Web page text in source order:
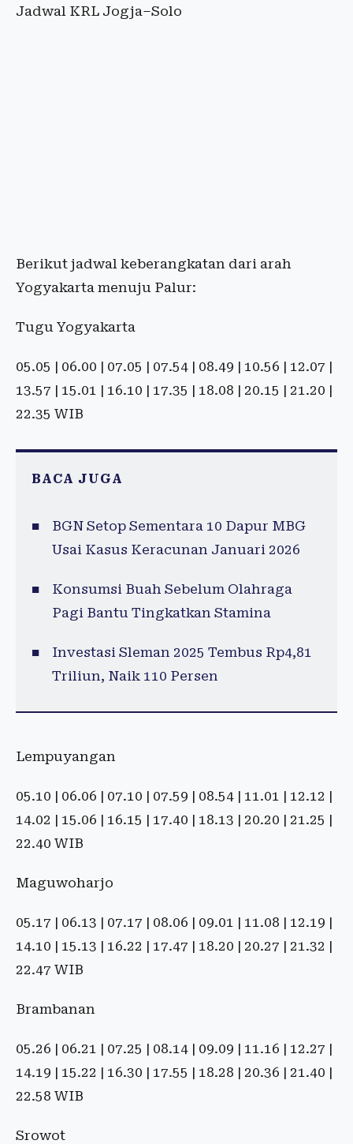
Jadwal KRL Jogja–Solo
Berikut jadwal keberangkatan dari arah
Yogyakarta menuju Palur:
Tugu Yogyakarta
05.05 | 06.00 | 07.05 | 07.54 | 08.49 | 10.56 | 12.07 |
13.57 | 15.01 | 16.10 | 17.35 | 18.08 | 20.15 | 21.20 |
22.35 WIB
BACA JUGA
BGN Setop Sementara 10 Dapur MBG
Usai Kasus Keracunan Januari 2026
Konsumsi Buah Sebelum Olahraga
Pagi Bantu Tingkatkan Stamina
Investasi Sleman 2025 Tembus Rp4,81
Triliun, Naik 110 Persen
Lempuyangan
05.10 | 06.06 | 07.10 | 07.59 | 08.54 | 11.01 | 12.12 |
14.02 | 15.06 | 16.15 | 17.40 | 18.13 | 20.20 | 21.25 |
22.40 WIB
Maguwoharjo
05.17 | 06.13 | 07.17 | 08.06 | 09.01 | 11.08 | 12.19 |
14.10 | 15.13 | 16.22 | 17.47 | 18.20 | 20.27 | 21.32 |
22.47 WIB
Brambanan
05.26 | 06.21 | 07.25 | 08.14 | 09.09 | 11.16 | 12.27 |
14.19 | 15.22 | 16.30 | 17.55 | 18.28 | 20.36 | 21.40 |
22.58 WIB
Srowot